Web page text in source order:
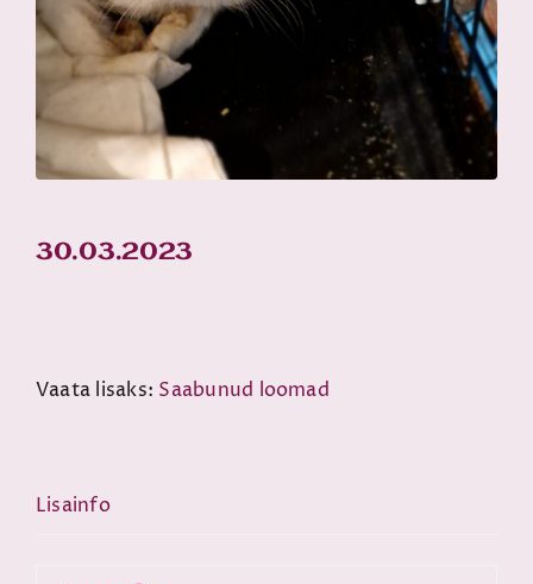
30.03.2023
Vaata lisaks: Saabunud loomad
Lisainfo